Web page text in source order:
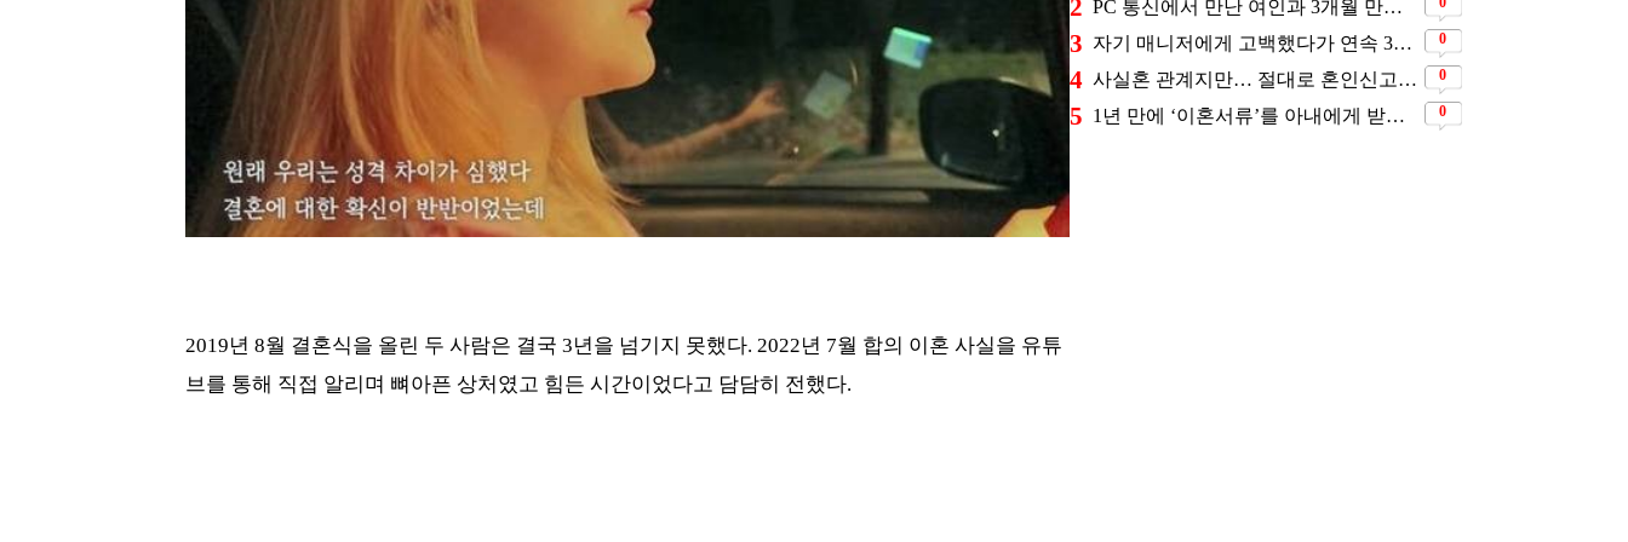
2019년 8월 결혼식을 올린 두 사람은 결국 3년을 넘기지 못했다. 2022년 7월 합의 이혼 사실을 유튜
브를 통해 직접 알리며 뼈아픈 상처였고 힘든 시간이었다고 담담히 전했다.
2 PC 통신에서 만난 여인과 3개월 만에 결혼해서 잘 살고 있는 배우
3 자기 매니저에게 고백했다가 연속 3번 차였지만… 결국 결혼에 성공한 배우 0
4 사실혼 관계지만… 절대로 혼인신고는 하고 있지 않다는 배우 0
5 1년 만에 ‘이혼서류’를 아내에게 받았었다는 배우 0